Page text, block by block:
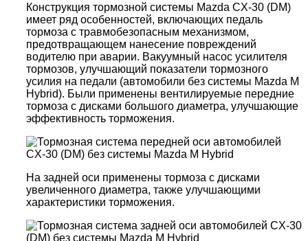
Конструкция тормозной системы Mazda CX-30 (DM)
имеет ряд особенностей, включающих педаль
тормоза с травмобезопасным механизмом,
предотвращающем нанесение повреждений
водителю при аварии. Вакуумный насос усилителя
тормозов, улучшающий показатели тормозного
усилия на педали (автомобили без системы Mazda M
Hybrid). Были применены вентилируемые передние
тормоза с дисками большого диаметра, улучшающие
эффективность торможения.
На задней оси применены тормоза с дисками
увеличенного диаметра, также улучшающими
характеристики торможения.